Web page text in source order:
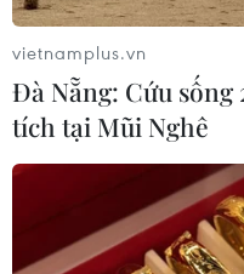
vietnamplus.vn
Đà Nẵng: Cứu sống
tích tại Mũi Nghê